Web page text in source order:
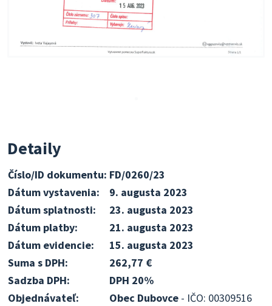
Detaily
Číslo/ID dokumentu: FD/0260/23
Dátum vystavenia:
9. augusta 2023
Dátum splatnosti:
23. augusta 2023
Dátum platby:
21. augusta 2023
Dátum evidencie:
15. augusta 2023
Suma s DPH:
262,77 €
Sadzba DPH:
DPH 20%
Objednávateľ:
Obec Dubovce - IČO: 00309516